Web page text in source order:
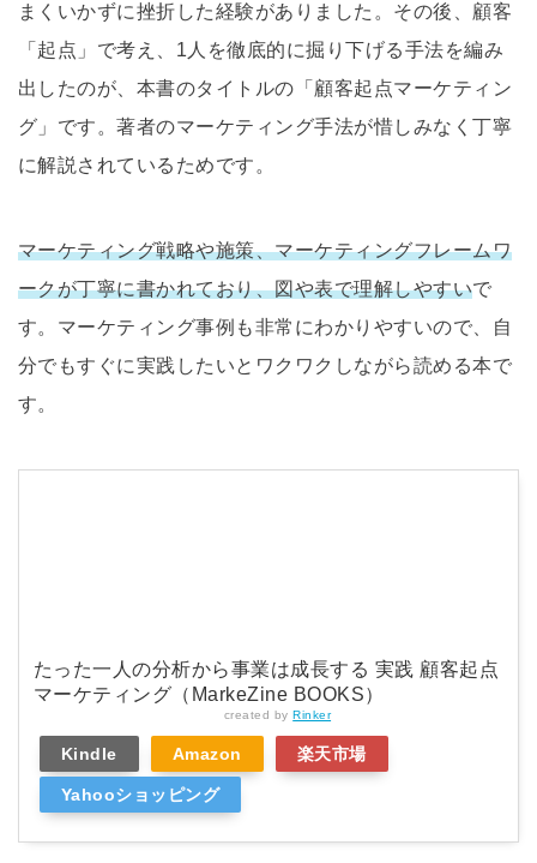
まくいかずに挫折した経験がありました。その後、顧客
「起点」で考え、1人を徹底的に掘り下げる手法を編み
出したのが、本書のタイトルの「顧客起点マーケティン
グ」です。著者のマーケティング手法が惜しみなく丁寧
に解説されているためです。
マーケティング戦略や施策、マーケティングフレームワ
ークが丁寧に書かれており、図や表で理解しやすいで
す。マーケティング事例も非常にわかりやすいので、自
分でもすぐに実践したいとワクワクしながら読める本で
す。
たった一人の分析から事業は成長する 実践 顧客起点
マーケティング（MarkeZine BOOKS）
created byRinker
Kindle Amazon 楽天市場
Yahooショッピング